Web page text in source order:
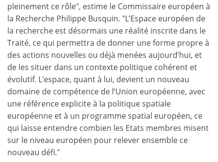
pleinement ce rôle", estime le Commissaire européen à
la Recherche Philippe Busquin. "L’Espace européen de
la recherche est désormais une réalité inscrite dans le
Traité, ce qui permettra de donner une forme propre à
des actions nouvelles ou déjà menées aujourd’hui, et
de les situer dans un contexte politique cohérent et
évolutif. L’espace, quant à lui, devient un nouveau
domaine de compétence de l’Union européenne, avec
une référence explicite à la politique spatiale
européenne et à un programme spatial européen, ce
qui laisse entendre combien les Etats membres misent
sur le niveau européen pour relever ensemble ce
nouveau défi."